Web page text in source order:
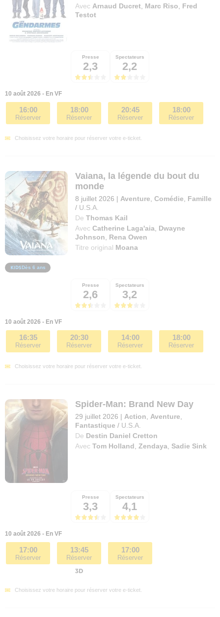
Avec Arnaud Ducret Marc Riso
Fred
Testot
Presse
2,3
Spectateurs
2,2
10 août 2026 - En VF
16:00
Réserver
18:00
Réserver
20:45
Réserver
18:00
Réserver
Choisissez votre horaire pour réserver votre e-ticket.
Vaiana, la légende du bout du
monde
8 juillet 2026 | Aventure ,Comédie
Famille
/ U.S.A.
De Thomas Kail
Avec Catherine Laga'aia
Dwayne
Johnson
Rena Owen
Titre original Moana
Dès 6 ans
Presse
2,6
Spectateurs
3,2
10 août 2026 - En VF
16:35
Réserver
20:30
Réserver
14:00
Réserver
18:00
Réserver
Choisissez votre horaire pour réserver votre e-ticket.
Spider-Man: Brand New Day
29 juillet 2026 | Action Aventure
Fantastique / U.S.A.
De Destin Daniel Cretton
Avec Tom Holland ,Zendaya ,Sadie Sink
Presse
3,3
Spectateurs
4,1
10 août 2026 - En VF
17:00
Réserver
13:45
Réserver
17:00
Réserver
Choisissez votre horaire pour réserver votre e-ticket.